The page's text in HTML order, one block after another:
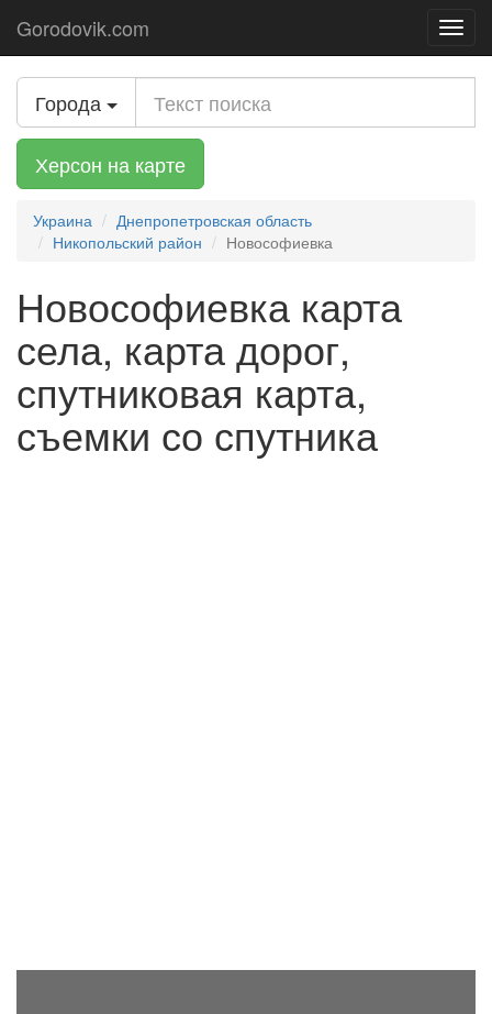
Gorodovik.com
Города
Херсон на карте
Украина
Днепропетровская область
Никопольский район
Новософиевка
Новософиевка карта
села, карта дорог,
спутниковая карта,
съемки со спутника